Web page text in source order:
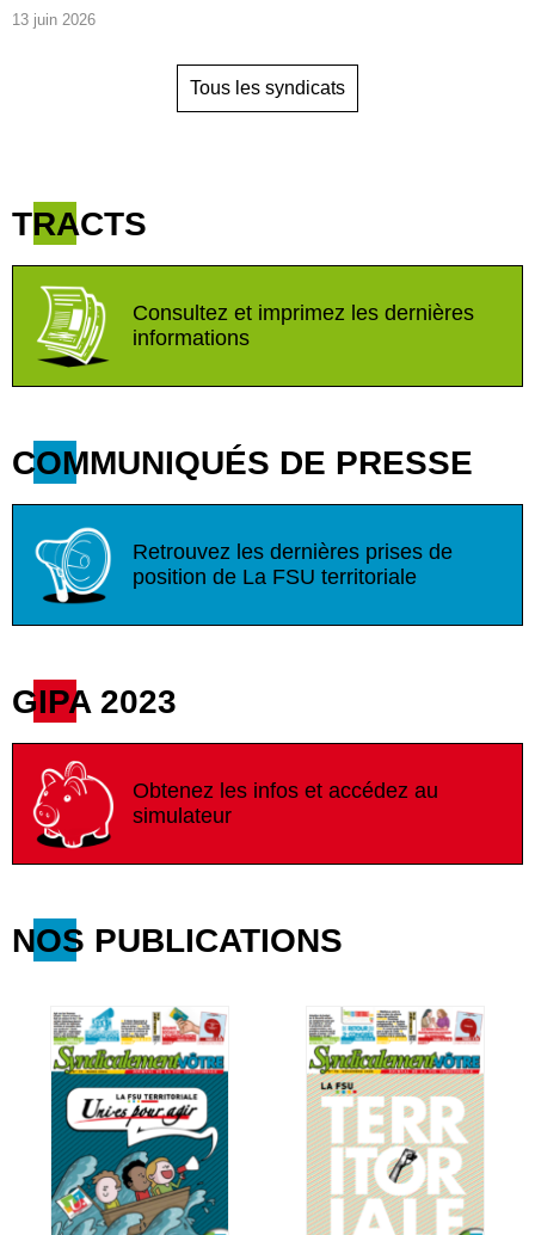
13 juin 2026
Tous les syndicats
TRACTS
Consultez et imprimez les dernières
informations
COMMUNIQUÉS DE PRESSE
Retrouvez les dernières prises de
position de La FSU territoriale
GIPA 2023
Obtenez les infos et accédez au
simulateur
NOS PUBLICATIONS